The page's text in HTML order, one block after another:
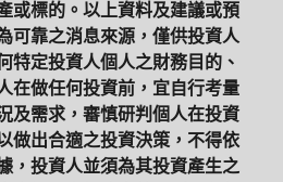
或標的。以上資料及建議或預
可靠之消息來源，僅供投資人
特定投資人個人之財務目的、
在做任何投資前，宜自行考量
及需求，審慎研判個人在投資
做出合適之投資決策，不得依
，投資人並須為其投資產生之